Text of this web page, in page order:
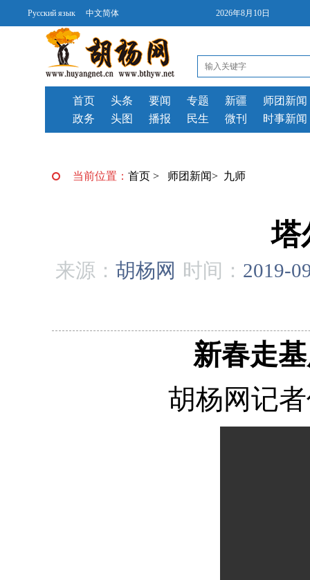
Русский язык 中文简体 2026年8月10日
首页 头条
要闻
政务
头图 播报
专题 新疆
师团新闻
民生
微刊 时事新闻
当前位置： 首页 > 师团新闻> 九师
塔
来源： 胡杨网 时间： 2019-
新春走
胡杨网记